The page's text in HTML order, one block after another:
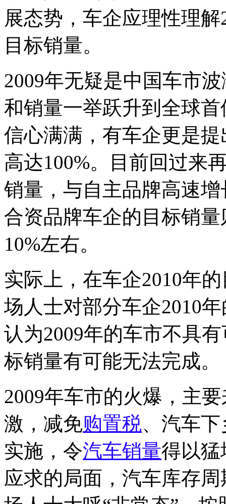
展态势，车企应理性理
目标销量。
2009年无疑是中国车市
和销量一举跃升到全球
信心满满，有车企更是
高达100%。目前回过来
销量，与自主品牌高速
合资品牌车企的目标销
10%左右。
实际上，在车企2010年
场人士对部分车企2010
认为2009年的车市不具
标销量有可能无法完成。
2009年车市的火爆，主
激，减免购置税、汽车
实施，令汽车销量得以猛
应求的局面，汽车库存